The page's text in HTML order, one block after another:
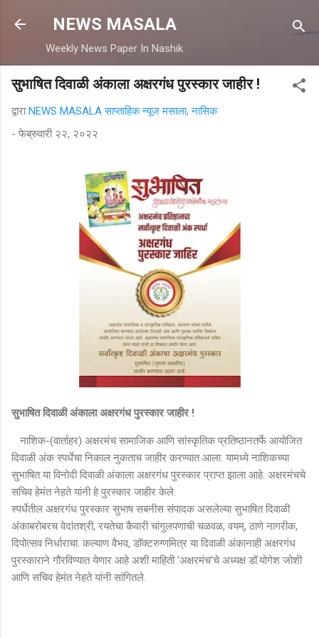
मुख्य सामग्रीवर वगळा
NEWS MASALA
Weekly News Paper In Nashik
सुभाषित दिवाळी अंकाला अक्षरगंध पुरस्कार जाहीर !
द्वाराNEWS MASALA साप्ताहिक न्यूज मसाला, नासिक
- फेब्रुवारी २२, २०२२
सुभाषित दिवाळी अंकाला अक्षरगंध पुरस्कार जाहीर !
नाशिक-(वार्ताहर) अक्षरमंच सामाजिक आणि सांस्कृतिक प्रतिष्ठानतर्फे आयोजित
दिवाळी अंक स्पर्धेचा निकाल नुकताच जाहीर करण्यात आला. यामध्ये नाशिकच्या
सुभाषित या विनोदी दिवाळी अंकाला अक्षरगंध पुरस्कार प्राप्त झाला आहे. अक्षरमंचचे
सचिव हेमंत नेहते यांनी हे पुरस्कार जाहीर केले.
स्पर्धेतील अक्षरगंध पुरस्कार सुभाष सबनीस संपादक असलेल्या सुभाषित दिवाळी
अंकाबरोबरच वेदांतश्री, रयतेचा कैवारी चांगुलपणाची चळवळ, वयम्, ठाणे नागरीक,
दिपोत्सव निर्धाराचा. कल्याण वैभव, डॉक्टरुग्णमित्र या दिवाळी अंकानाही अक्षरगंध
पुरस्काराने गौरविण्यात येणार आहे अशी माहिती 'अक्षरमंच'चे अध्यक्ष डॉ.योगेश जोशी
आणि सचिव हेमंत नेहते यांनी सांगितले.